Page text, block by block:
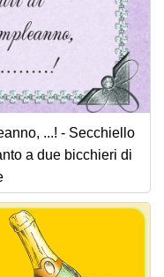
...! - Secchiello
a due bicchieri di